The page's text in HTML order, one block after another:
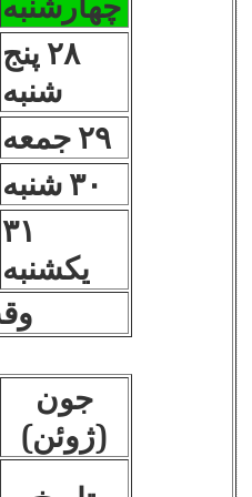
۲۸ پنج
شنبه
۲۹ جمعه
۳۰ شنبه
۳۱
یکشنبه
وقت
جون
(ژوئن)